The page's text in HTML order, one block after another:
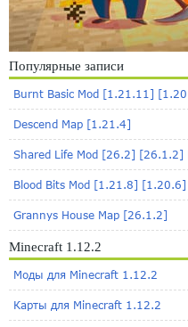
Популярные записи
Burnt Basic Mod [1.21.11]
Descend Map [1.21.4]
Shared Life Mod [26.2]
Blood Bits Mod [1.21.8]
Grannys House Map [26.1.2]
Minecraft 1.12.2
Моды для Minecraft 1.12.2
Карты для Minecraft 1.12.2